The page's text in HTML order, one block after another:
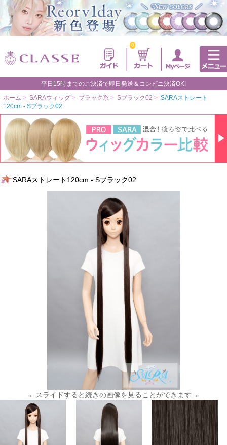
0
平日15時までのご決済で即日発送＆コンビニ決済OK!
ホーム > SARAウィッグ > ブラック系 > Sブラック02 > SARAストレート
120cm - Sブラック02
SARAストレート120cm - Sブラック02
←スライドすると続きの画像を見ることができます→